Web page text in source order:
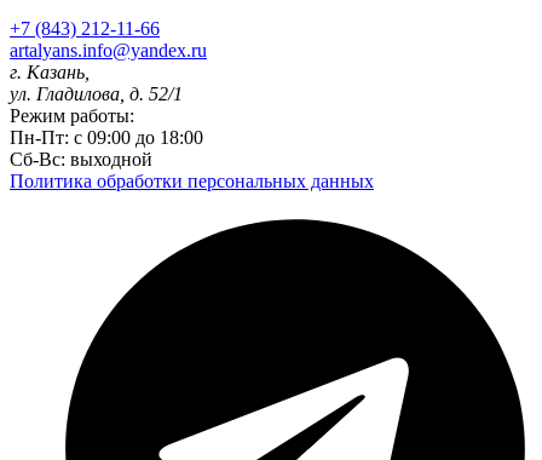
+7 (843) 212-11-66
artalyans.info@yandex.ru
г. Казань,
ул. Гладилова, д. 52/1
Режим работы:
Пн-Пт: с 09:00 до 18:00
Сб-Вс: выходной
Политика обработки персональных данных